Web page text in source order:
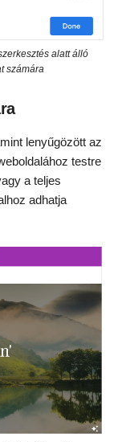
alatt álló
számára
lenyűgözött az
testre
a teljes
adhatja